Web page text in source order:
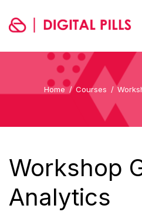
Home Courses
Workshop
Analytics